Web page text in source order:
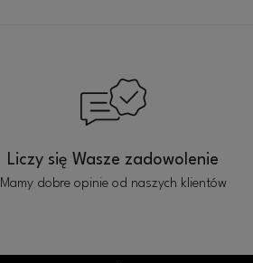
Liczy się Wasze zadowolenie
Mamy dobre opinie od naszych klientów